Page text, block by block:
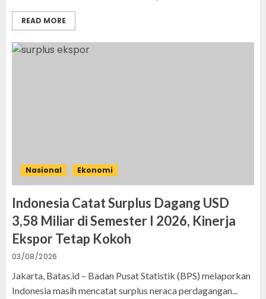
READ MORE
Nasional Ekonomi
Indonesia Catat Surplus Dagang USD
3,58 Miliar di Semester I 2026, Kinerja
Ekspor Tetap Kokoh
03/08/2026
Jakarta, Batas.id – Badan Pusat Statistik (BPS) melaporkan
Indonesia masih mencatat surplus neraca perdagangan...